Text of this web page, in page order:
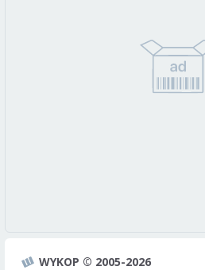
WYKOP © 2005-2026